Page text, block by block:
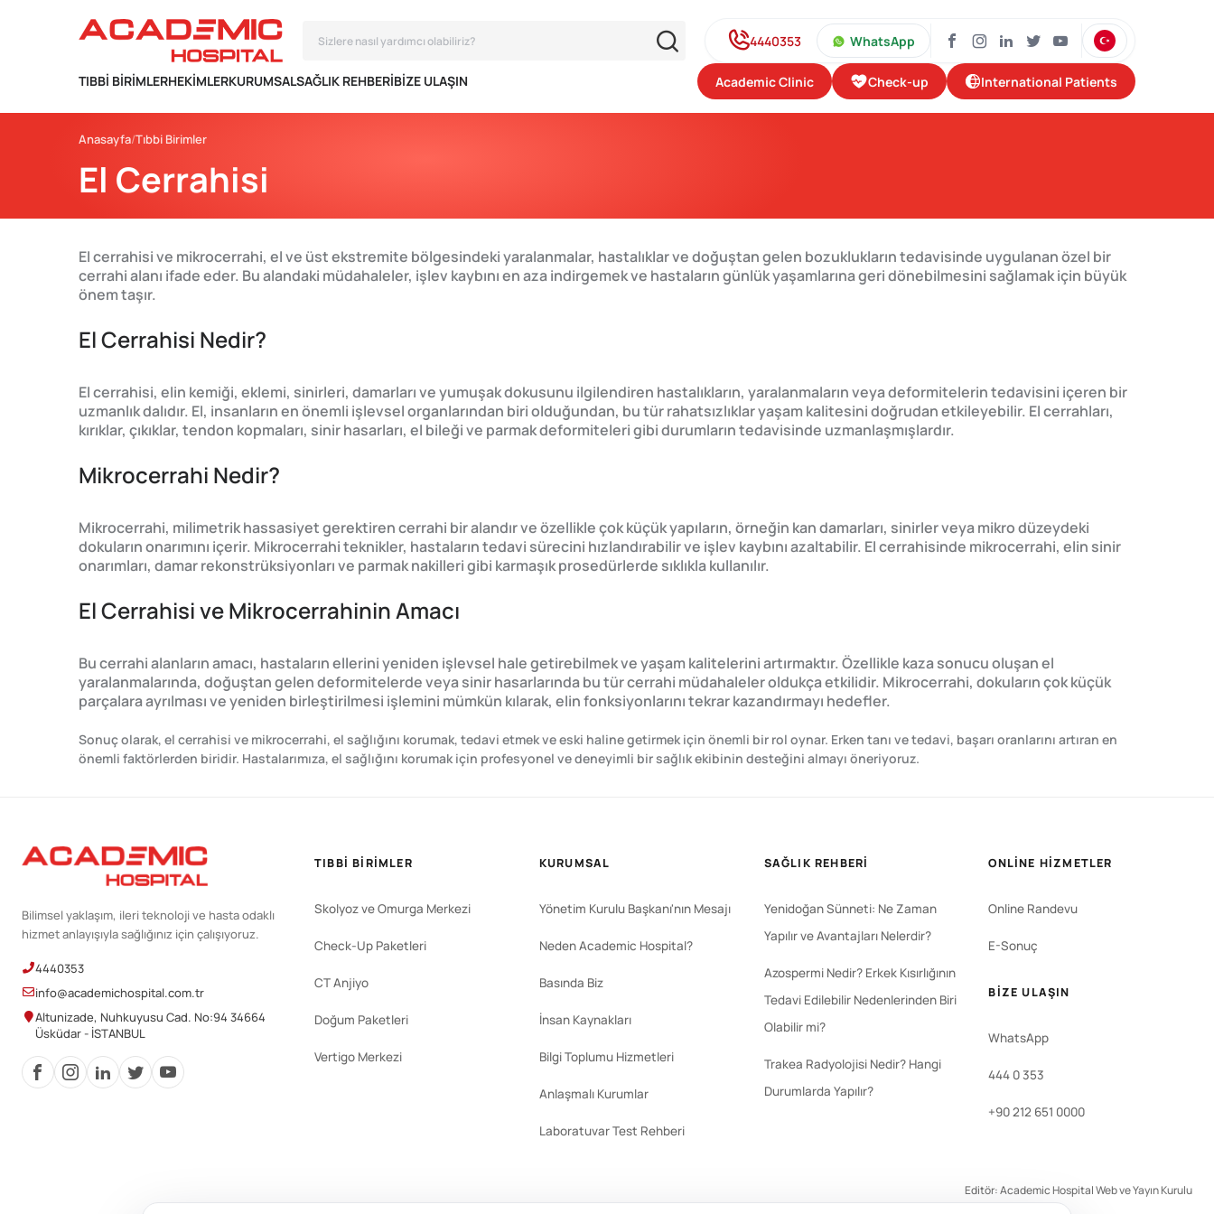
4440353 WhatsApp
TIBBI BIRIMLERHEKIMLERKURUMSALSAĞLIK REHBERIBIZE ULAŞIN Academic Clinic Check-up International Patients
Anasayfa Tıbbi Birimler
El Cerrahisi
El cerrahisi ve mikrocerrahi, el ve üst ekstremite bölgesindeki yaralanmalar, hastalıklar ve doğuştan gelen bozuklukların tedavisinde uygulanan özel bir
cerrahi alanı ifade eder. Bu alandaki müdahaleler, işlev kaybını en aza indirgemek ve hastaların günlük yaşamlarına geri dönebilmesini sağlamak için büyük
önem taşır.
El Cerrahisi Nedir?
El cerrahisi, elin kemiği, eklemi, sinirleri, damarları ve yumuşak dokusunu ilgilendiren hastalıkların, yaralanmaların veya deformitelerin tedavisini içeren bir
uzmanlık dalıdır. El, insanların en önemli işlevsel organlarından biri olduğundan, bu tür rahatsızlıklar yaşam kalitesini doğrudan etkileyebilir. El cerrahları,
kırıklar, çıkıklar, tendon kopmaları, sinir hasarları, el bileği ve parmak deformiteleri gibi durumların tedavisinde uzmanlaşmışlardır.
Mikrocerrahi Nedir?
Mikrocerrahi, milimetrik hassasiyet gerektiren cerrahi bir alandır ve özellikle çok küçük yapıların, örneğin kan damarları, sinirler veya mikro düzeydeki
dokuların onarımını içerir. Mikrocerrahi teknikler, hastaların tedavi sürecini hızlandırabilir ve işlev kaybını azaltabilir. El cerrahisinde mikrocerrahi, elin sinir
onarımları, damar rekonstrüksiyonları ve parmak nakilleri gibi karmaşık prosedürlerde sıklıkla kullanılır.
El Cerrahisi ve Mikrocerrahinin Amacı
Bu cerrahi alanların amacı, hastaların ellerini yeniden işlevsel hale getirebilmek ve yaşam kalitelerini artırmaktır. Özellikle kaza sonucu oluşan el
yaralanmalarında, doğuştan gelen deformitelerde veya sinir hasarlarında bu tür cerrahi müdahaleler oldukça etkilidir. Mikrocerrahi, dokuların çok küçük
parçalara ayrılması ve yeniden birleştirilmesi işlemini mümkün kılarak, elin fonksiyonlarını tekrar kazandırmayı hedefler.
Sonuç olarak, el cerrahisi ve mikrocerrahi, el sağlığını korumak, tedavi etmek ve eski haline getirmek için önemli bir rol oynar. Erken tanı ve tedavi, başarı oranlarını artıran en
önemli faktörlerden biridir. Hastalarımıza, el sağlığını korumak için profesyonel ve deneyimli bir sağlık ekibinin desteğini almayı öneriyoruz.
Bilimsel yaklaşım, ileri teknoloji ve hasta odaklı
hizmet anlayışıyla sağlığınız için çalışıyoruz.
4440353
info@academichospital.com.tr
Altunizade, Nuhkuyusu Cad. No:94 34664
Üsküdar - İSTANBUL
TIBBI BIRIMLER
Skolyoz ve Omurga Merkezi
Check-Up Paketleri
CT Anjiyo
Doğum Paketleri
Vertigo Merkezi
KURUMSAL
Yönetim Kurulu Başkanı'nın Mesajı
Neden Academic Hospital?
Basında Biz
İnsan Kaynakları
Bilgi Toplumu Hizmetleri
Anlaşmalı Kurumlar
Laboratuvar Test Rehberi
SAĞLIK REHBERI
Yenidoğan Sünneti: Ne Zaman
Yapılır ve Avantajları Nelerdir?
Azospermi Nedir? Erkek Kısırlığının
Tedavi Edilebilir Nedenlerinden Biri
Olabilir mi?
Trakea Radyolojisi Nedir? Hangi
Durumlarda Yapılır?
ONLINE HIZMETLER
Online Randevu
E-Sonuç
BIZE ULAŞIN
WhatsApp
444 0 353
+90 212 651 0000
Editör: Academic Hospital Web ve Yayın Kurulu